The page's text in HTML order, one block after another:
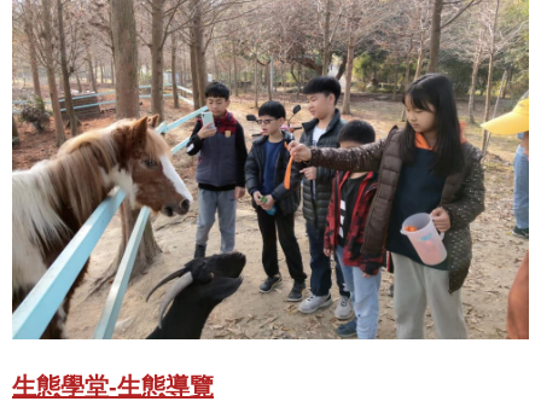
生態學堂-生態導覽